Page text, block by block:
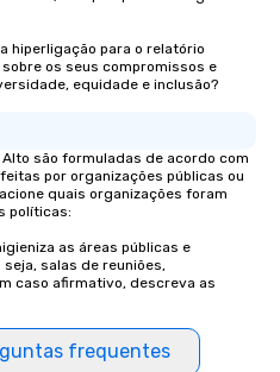
hiperligação para o relatório
sobre os seus compromissos e
equidade e inclusão?
são formuladas de acordo com
por organizações públicas ou
quais organizações foram
políticas:
as áreas públicas e
salas de reuniões,
caso afirmativo, descreva as
frequentes